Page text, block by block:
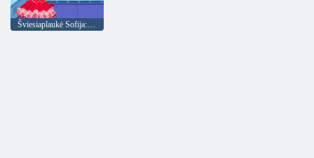
Šviesiaplaukė Sofija: Laboratoriniai ledai